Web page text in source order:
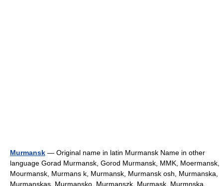
Murmansk — Original name in latin Murmansk Name in other
language Gorad Murmansk, Gorod Murmansk, MMK, Moermansk,
Mourmansk, Murmans k, Murmansk, Murmansk osh, Murmanska,
Murmanskas, Murmansko, Murmanszk, Murmask, Murmnska,